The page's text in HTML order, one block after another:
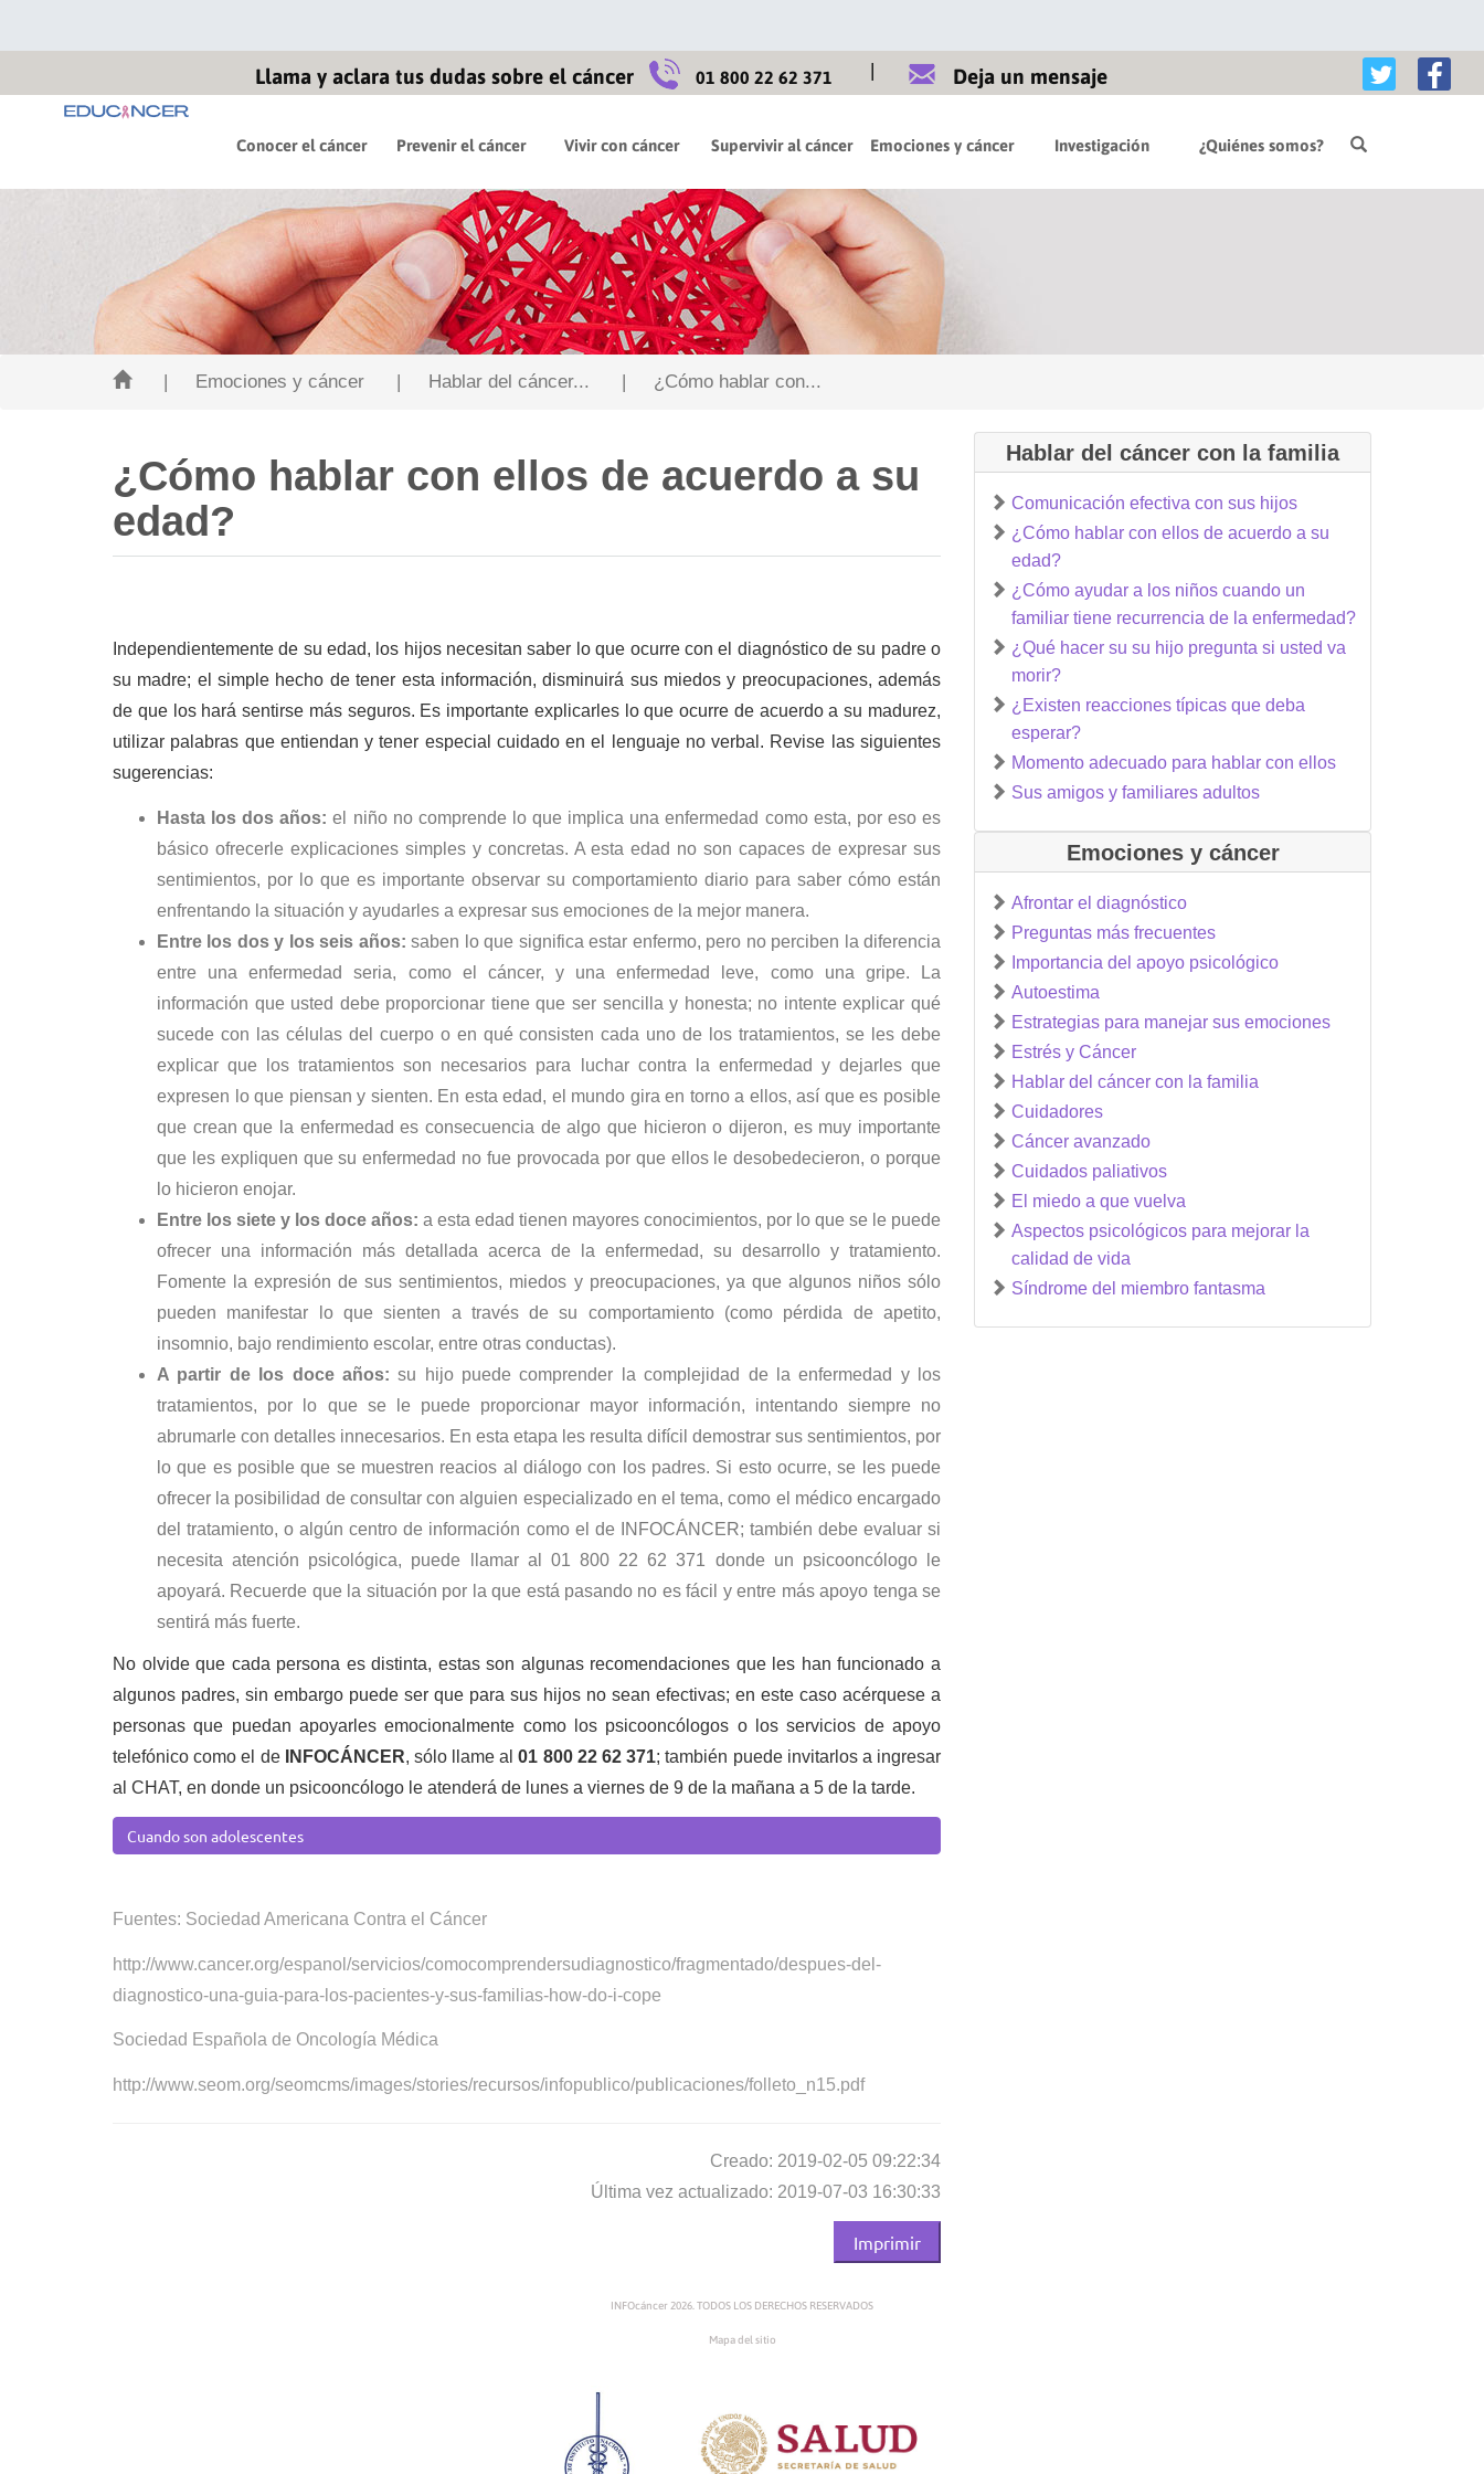
Llama y aclara tus dudas sobre el cáncer 01 800 22 62 371 | Deja un mensaje
Conocer el cáncer Prevenir el cáncer Vivir con cáncer Supervivir al cáncer Emociones y cáncer Investigación ¿Quiénes somos?
| Emociones y cáncer | Hablar del cáncer... | ¿Cómo hablar con...
¿Cómo hablar con ellos de acuerdo a su
edad?
Independientemente de su edad, los hijos necesitan saber lo que ocurre con el diagnóstico de su padre o
su madre; el simple hecho de tener esta información, disminuirá sus miedos y preocupaciones, además
de que los hará sentirse más seguros. Es importante explicarles lo que ocurre de acuerdo a su madurez,
utilizar palabras que entiendan y tener especial cuidado en el lenguaje no verbal. Revise las siguientes
sugerencias:
Hasta los dos años: el niño no comprende lo que implica una enfermedad como esta, por eso es
básico ofrecerle explicaciones simples y concretas. A esta edad no son capaces de expresar sus
sentimientos, por lo que es importante observar su comportamiento diario para saber cómo están
enfrentando la situación y ayudarles a expresar sus emociones de la mejor manera.
Entre los dos y los seis años: saben lo que significa estar enfermo, pero no perciben la diferencia
entre una enfermedad seria, como el cáncer, y una enfermedad leve, como una gripe. La
información que usted debe proporcionar tiene que ser sencilla y honesta; no intente explicar qué
sucede con las células del cuerpo o en qué consisten cada uno de los tratamientos, se les debe
explicar que los tratamientos son necesarios para luchar contra la enfermedad y dejarles que
expresen lo que piensan y sienten. En esta edad, el mundo gira en torno a ellos, así que es posible
que crean que la enfermedad es consecuencia de algo que hicieron o dijeron, es muy importante
que les expliquen que su enfermedad no fue provocada por que ellos le desobedecieron, o porque
lo hicieron enojar.
Entre los siete y los doce años: a esta edad tienen mayores conocimientos, por lo que se le puede
ofrecer una información más detallada acerca de la enfermedad, su desarrollo y tratamiento.
Fomente la expresión de sus sentimientos, miedos y preocupaciones, ya que algunos niños sólo
pueden manifestar lo que sienten a través de su comportamiento (como pérdida de apetito,
insomnio, bajo rendimiento escolar, entre otras conductas).
A partir de los doce años: su hijo puede comprender la complejidad de la enfermedad y los
tratamientos, por lo que se le puede proporcionar mayor información, intentando siempre no
abrumarle con detalles innecesarios. En esta etapa les resulta difícil demostrar sus sentimientos, por
lo que es posible que se muestren reacios al diálogo con los padres. Si esto ocurre, se les puede
ofrecer la posibilidad de consultar con alguien especializado en el tema, como el médico encargado
del tratamiento, o algún centro de información como el de INFOCÁNCER; también debe evaluar si
necesita atención psicológica, puede llamar al 01 800 22 62 371 donde un psicooncólogo le
apoyará. Recuerde que la situación por la que está pasando no es fácil y entre más apoyo tenga se
sentirá más fuerte.
No olvide que cada persona es distinta, estas son algunas recomendaciones que les han funcionado a
algunos padres, sin embargo puede ser que para sus hijos no sean efectivas; en este caso acérquese a
personas que puedan apoyarles emocionalmente como los psicooncólogos o los servicios de apoyo
telefónico como el de
INFOCÁNCER, sólo llame al01 800 22 62 371; también puede invitarlos a ingresar
al CHAT, en donde un psicooncólogo le atenderá de lunes a viernes de 9 de la mañana a 5 de la tarde.
Cuando son adolescentes
Fuentes: Sociedad Americana Contra el Cáncer
http://www.cancer.org/espanol/servicios/comocomprendersudiagnostico/fragmentado/despues-del-
diagnostico-una-guia-para-los-pacientes-y-sus-familias-how-do-i-cope
Sociedad Española de Oncología Médica
http://www.seom.org/seomcms/images/stories/recursos/infopublico/publicaciones/folleto_n15.pdf
Creado: 2019-02-05 09:22:34
Última vez actualizado: 2019-07-03 16:30:33
Imprimir
Hablar del cáncer con la familia
Comunicación efectiva con sus hijos
¿Cómo hablar con ellos de acuerdo a su
edad?
¿Cómo ayudar a los niños cuando un
familiar tiene recurrencia de la enfermedad?
¿Qué hacer su su hijo pregunta si usted va
morir?
¿Existen reacciones típicas que deba
esperar?
Momento adecuado para hablar con ellos
Sus amigos y familiares adultos
Emociones y cáncer
Afrontar el diagnóstico
Preguntas más frecuentes
Importancia del apoyo psicológico
Autoestima
Estrategias para manejar sus emociones
Estrés y Cáncer
Hablar del cáncer con la familia
Cuidadores
Cáncer avanzado
Cuidados paliativos
El miedo a que vuelva
Aspectos psicológicos para mejorar la
calidad de vida
Síndrome del miembro fantasma
INFOcáncer 2026. TODOS LOS DERECHOS RESERVADOS
Mapa del sitio